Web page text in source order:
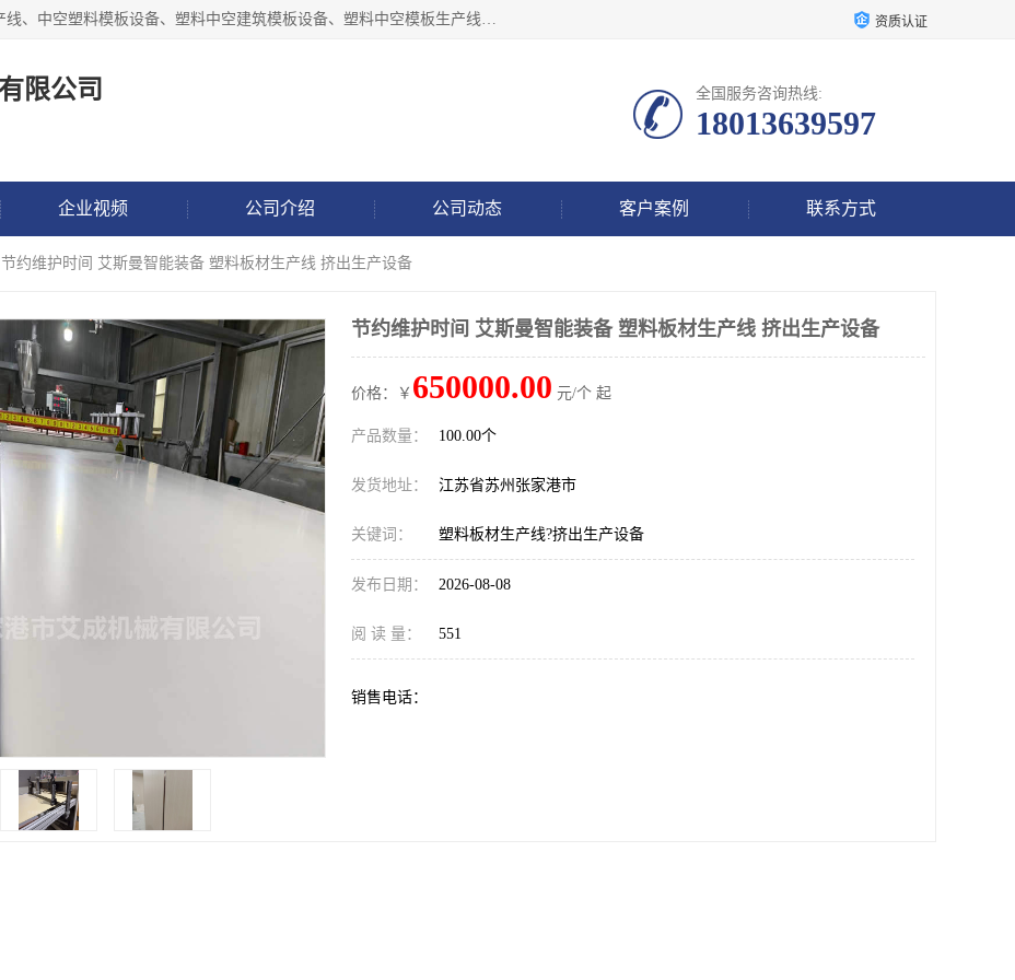
张家港市艾成机械有限公司主要经营pp中空建筑模板生产线、中空塑料模板设备、塑料中空建筑模板设备、塑料中空模板生产线、中空塑料建筑模板机器系列及相关辅机设备等。我们将不断超越自我，一如既往地为客户设计价值，竭诚为您提供更优质的技术、产品和服务！ 资质认证
限公司 全国服务咨询热线:
18013639597
企业视频 公司介绍 公司动态 客户案例 联系方式
约维护时间 艾斯曼智能装备 塑料板材生产线 挤出生产设备
节约维护时间 艾斯曼智能装备 塑料板材生产线 挤出生产设备
价格：￥ 650000.00 元/个 起
产品数量： 100.00个
发货地址： 江苏省苏州张家港市
关键词： 塑料板材生产线?挤出生产设备
发布日期： 2026-08-08
阅 读 量： 551
销售电话：